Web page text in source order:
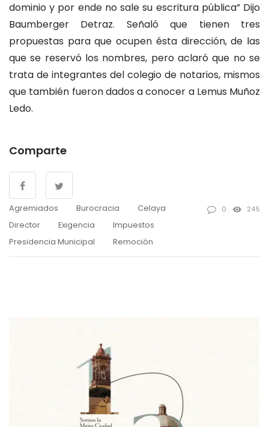
dominio y por ende no sale su escritura pública” Dijo
Baumberger Detraz. Señaló que tienen tres
propuestas para que ocupen ésta dirección, de las
que se reservó los nombres, pero aclaró que no se
trata de integrantes del colegio de notarios, mismos
que también fueron dados a conocer a Lemus Muñoz
Ledo.
Comparte
Agremiados Burocracia
Celaya
Director
Exigencia
Impuestos
Presidencia Municipal
Remoción
0 245